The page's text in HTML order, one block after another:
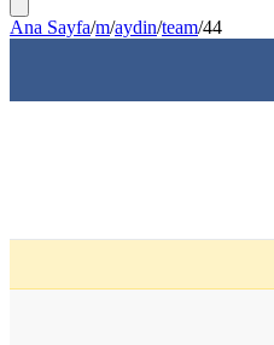
Ana Sayfa/m/aydin/team/44